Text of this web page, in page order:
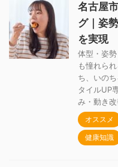
名古屋
グ｜姿
を実現
体型・姿
も憧れら
ち、いの
タイルUP
み・動き
オススメ
健康知識